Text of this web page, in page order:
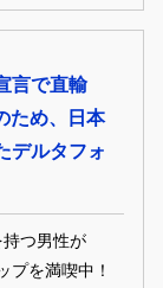
言で直輸
ため、日本
デルタフォ
つ男性が
プを満喫中！